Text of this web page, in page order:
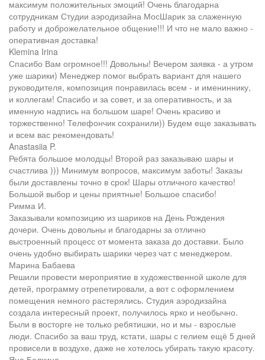
максимум положительных эмоций! Очень благодарна
сотрудникам Студии аэродизайна МосШарик за слаженную
работу и доброжелательное общение!!! И что не мало важно -
оперативная доставка!
Klemina Irina
Спасибо Вам огромное!!! Довольны! Вечером заявка - а утром
уже шарики) Менеджер помог выбрать вариант для нашего
руководителя, композиция понравилась всем - и имениннику,
и коллегам! Спасибо и за совет, и за оперативность, и за
именную надпись на большом шаре! Очень красиво и
торжественно! Телефончик сохранили)) Будем еще заказывать
и всем вас рекомендовать!
Anastasiia P.
Ребята большое молодцы! Второй раз заказываю шары и
счастлива ))) Минимум вопросов, максимум заботы! Заказы
были доставлены точно в срок! Шары отличного качество!
Большой выбор и цены приятные! Большое спасибо!
Римма И.
Заказывали композицию из шариков на День Рождения
дочери. Очень довольны и благодарны за отлично
выстроенный процесс от момента заказа до доставки. Было
очень удобно выбирать шарики через чат с менеджером.
Марина Бабаева
Решили провести мероприятие в художественной школе для
детей, программу отрепетировали, а вот с оформлением
помещения немного растерялись. Студия аэродизайна
создала интересный проект, получилось ярко и необычно.
Были в восторге не только ребятишки, но и мы - взрослые
люди. Спасибо за ваш труд, кстати, шары с гелием ещё 5 дней
провисели в воздухе, даже не хотелось убирать такую красоту.